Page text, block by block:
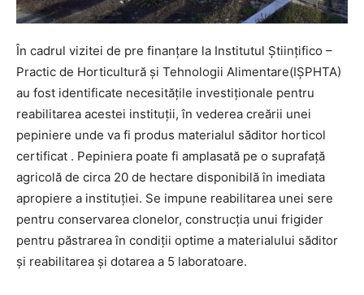
În cadrul vizitei de pre finanțare la Institutul Științifico –
Practic de Horticultură și Tehnologii Alimentare(IȘPHTA)
au fost identificate necesitățile investiționale pentru
reabilitarea acestei instituții, în vederea creării unei
pepiniere unde va fi produs materialul săditor horticol
certificat . Pepiniera poate fi amplasată pe o suprafață
agricolă de circa 20 de hectare disponibilă în imediata
apropiere a instituției. Se impune reabilitarea unei sere
pentru conservarea clonelor, construcția unui frigider
pentru păstrarea în condiții optime a materialului săditor
și reabilitarea și dotarea a 5 laboratoare.